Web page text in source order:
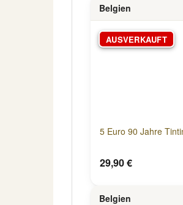
Belgien
AUSVERKAUFT
5 Euro 90 Jahre
29,90 €
Belgien